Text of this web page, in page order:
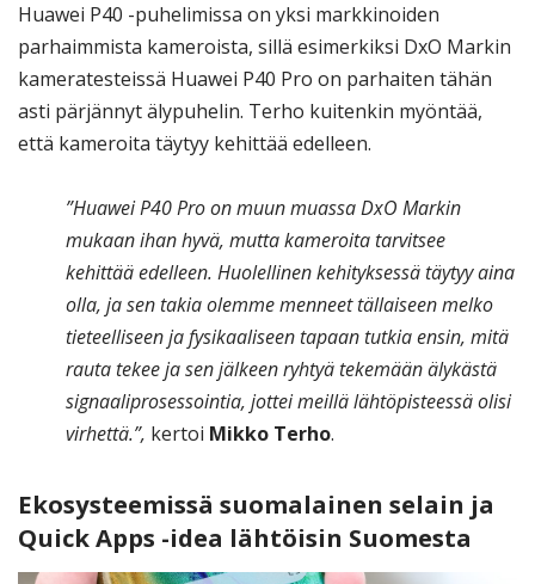
Huawei P40 -puhelimissa on yksi markkinoiden
parhaimmista kameroista, sillä esimerkiksi DxO Markin
kameratesteissä Huawei P40 Pro on parhaiten tähän
asti pärjännyt älypuhelin. Terho kuitenkin myöntää,
että kameroita täytyy kehittää edelleen.
”Huawei P40 Pro on muun muassa DxO Markin
mukaan ihan hyvä, mutta kameroita tarvitsee
kehittää edelleen. Huolellinen kehityksessä täytyy aina
olla, ja sen takia olemme menneet tällaiseen melko
tieteelliseen ja fysikaaliseen tapaan tutkia ensin, mitä
rauta tekee ja sen jälkeen ryhtyä tekemään älykästä
signaaliprosessointia, jottei meillä lähtöpisteessä olisi
virhettä.”, kertoi Mikko Terho.
Ekosysteemissä suomalainen selain ja
Quick Apps -idea lähtöisin Suomesta